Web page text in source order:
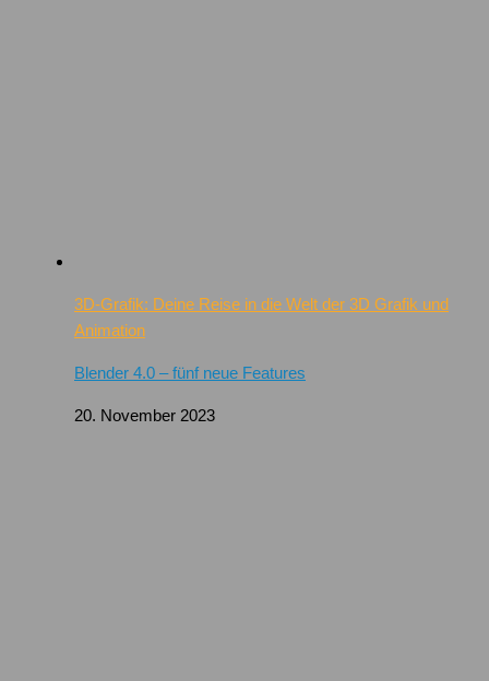
3D-Grafik: Deine Reise in die Welt der 3D Grafik und
Animation
Blender 4.0 – fünf neue Features
20. November 2023